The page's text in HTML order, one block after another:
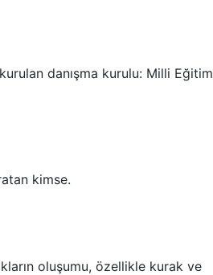
danışma kurulu: Milli Eğitim
kimse.
oluşumu, özellikle kurak ve